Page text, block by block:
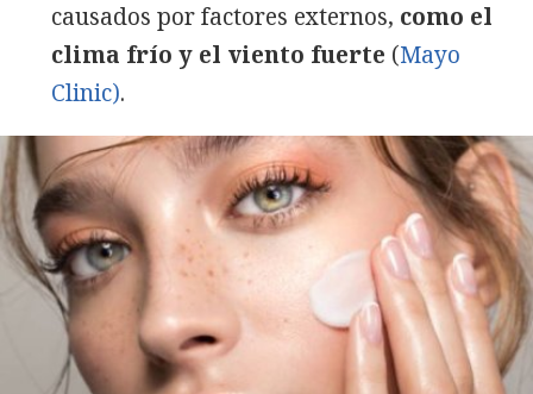
causados por factores externos, como el
clima frío y el viento fuerte (Mayo
Clinic).